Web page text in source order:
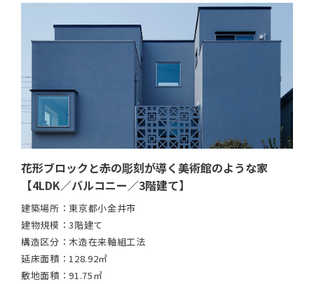
花形ブロックと赤の彫刻が導く美術館のような家
【4LDK／バルコニー／3階建て】
建築場所： 東京都小金井市
建物規模：3階建て
構造区分：木造在来軸組工法
延床面積： 128.92㎡
敷地面積：91.75㎡